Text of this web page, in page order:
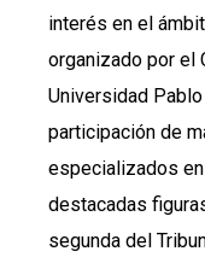
interés en el
organizado por el
Universidad
participación de
especializados
destacadas
segunda del